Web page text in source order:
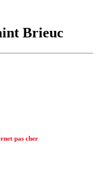
Brieuc
pas cher